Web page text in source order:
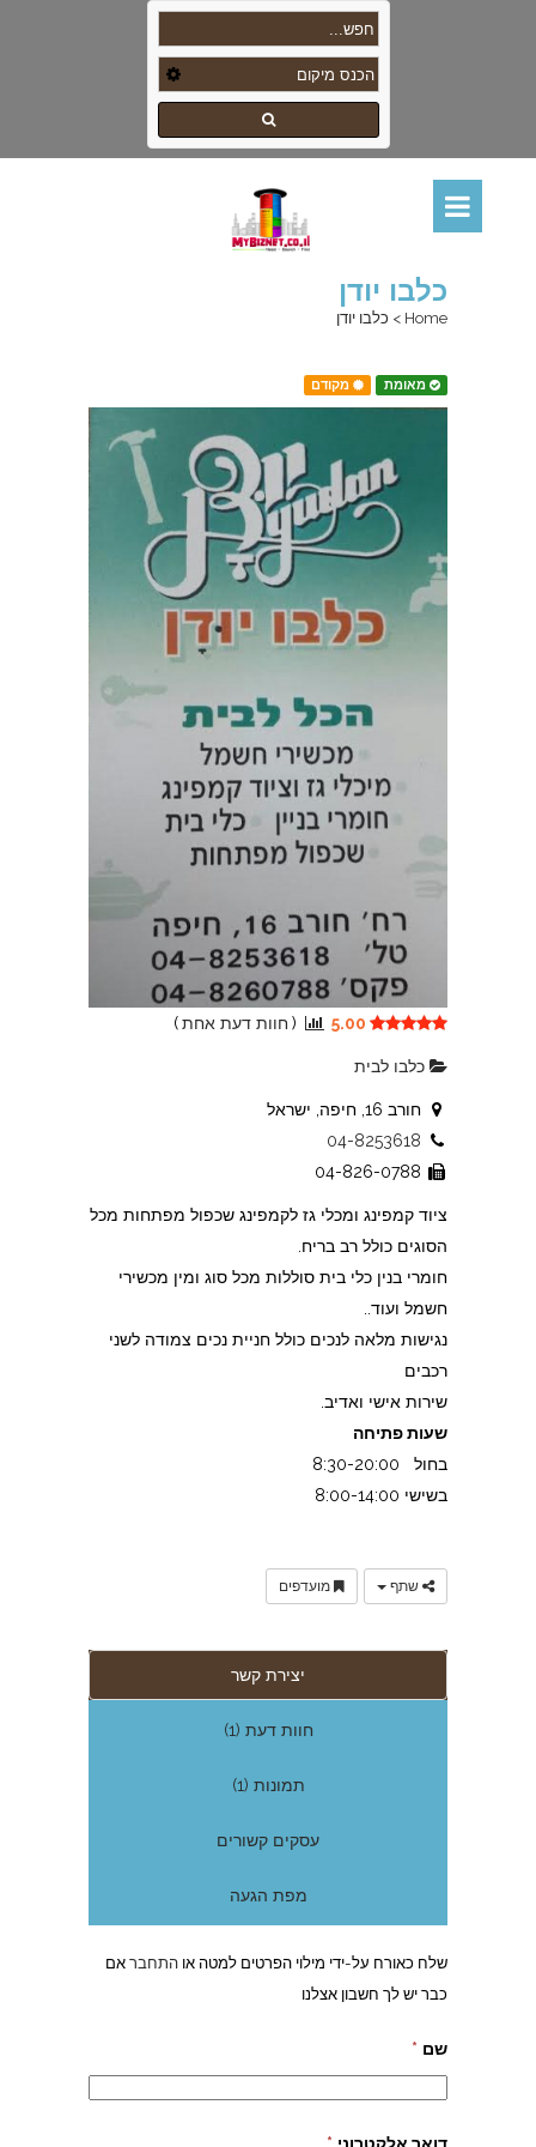
כלבו יודן
Home
> כלבו יודן
מאומת מקודם
5.00
( חוות דעת אחת)
כלבו לבית
חורב 16, חיפה, ישראל
04-8253618
04-826-0788
ציוד קמפינג ומכלי גז לקמפינג שכפול מפתחות מכל
הסוגים כולל רב בריח.
חומרי בנין כלי בית סוללות מכל סוג ומין מכשירי
חשמל ועוד..
נגישות מלאה לנכים כולל חניית נכים צמודה לשני
רכבים
שירות אישי ואדיב.
שעות פתיחה
בחול 8:30-20:00
בשישי 8:00-14:00
שתף מועדפים
יצירת קשר
חוות דעת (1)
תמונות (1)
עסקים קשורים
מפת הגעה
שלח כאורח על-ידי מילוי הפרטים למטה או התחבראם
כבר יש לך חשבון אצלנו
שם *
דואר אלקטרוני *